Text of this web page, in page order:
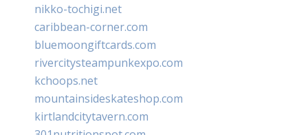
nikko-tochigi.net
caribbean-corner.com
bluemoongiftcards.com
rivercitysteampunkexpo.com
kchoops.net
mountainsideskateshop.com
kirtlandcitytavern.com